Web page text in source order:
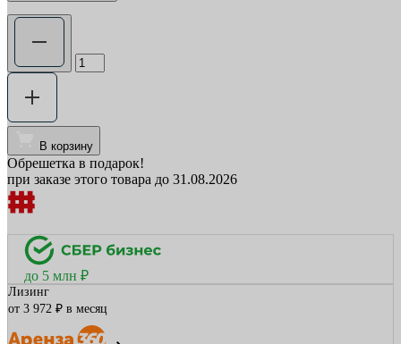
В корзину
Обрешетка в подарок!
при заказе этого товара до 31.08.2026
до 5 млн ₽
Лизинг
от 3 972 ₽ в месяц